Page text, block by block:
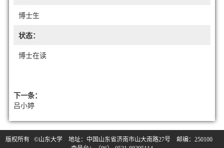
博士生
状态：
博士在读
下一条：
吕小婷
版权所有 ©山东大学 地址：中国山东省济南市山大南路27号 邮编：250100